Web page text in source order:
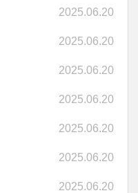
2025.06.20
2025.06.20
2025.06.20
2025.06.20
2025.06.20
2025.06.20
2025.06.20